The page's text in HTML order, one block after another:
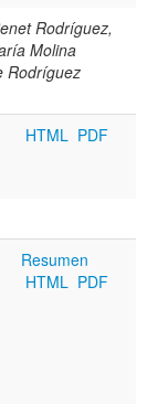
Rodríguez,
Molina
Rodríguez
HTML PDF
Resumen
HTML PDF